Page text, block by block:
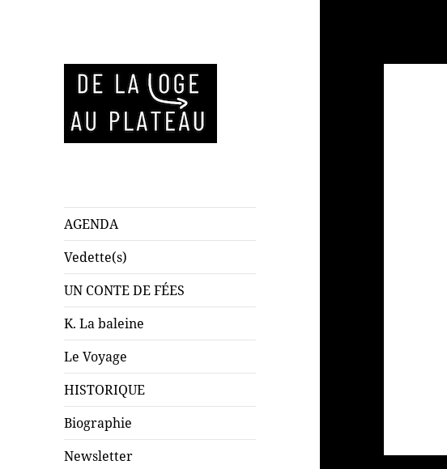
AGENDA
Vedette(s)
UN CONTE DE FÉES
K. La baleine
Le Voyage
HISTORIQUE
Biographie
Newsletter